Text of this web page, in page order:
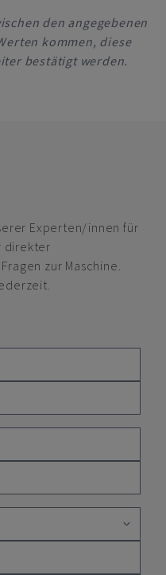
den angegebenen
kommen, diese
bestätigt werden.
Experten/innen für
direkter
zur Maschine.